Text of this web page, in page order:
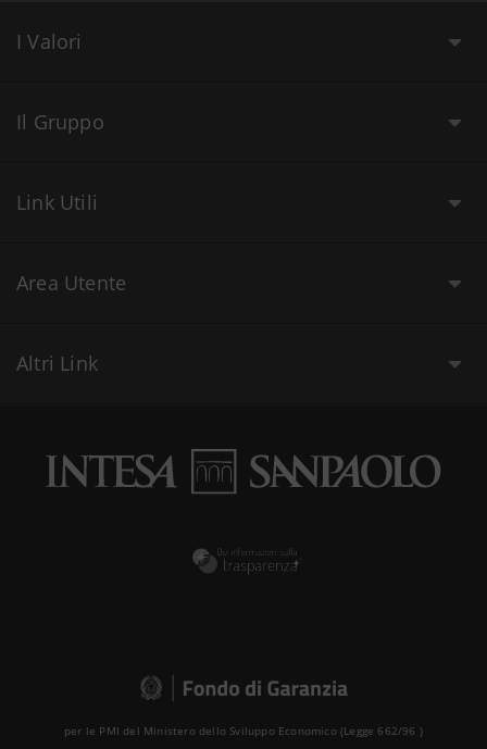
I Valori
Il Gruppo
Link Utili
Area Utente
Altri Link
per le PMI del Ministero dello Sviluppo Economico (Legge 662/96 )